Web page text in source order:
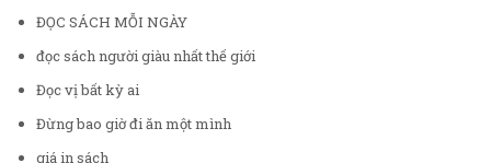
ĐỌC SÁCH MỖI NGÀY
đọc sách người giàu nhất thế giới
Đọc vị bất kỳ ai
Đừng bao giờ đi ăn một mình
giá in sách